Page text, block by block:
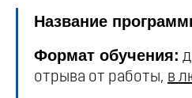
Название
Формат обучения:
отрыва от работы, в